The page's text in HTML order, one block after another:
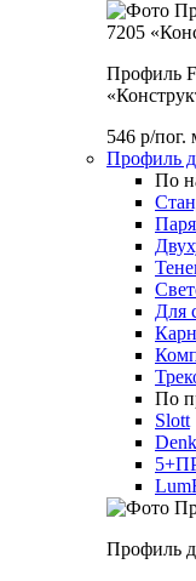
Профиль
546 р/пог.
Профиль
По
Для
По
Slott
Профиль